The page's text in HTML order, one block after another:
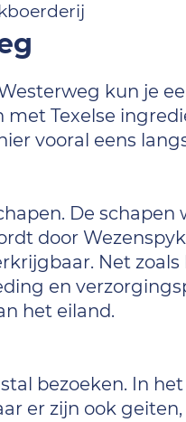
kun je
Texelse
vooral eens
De schapen
door
Net zoals
en
het eiland.
bezoeken. In
er zijn ook